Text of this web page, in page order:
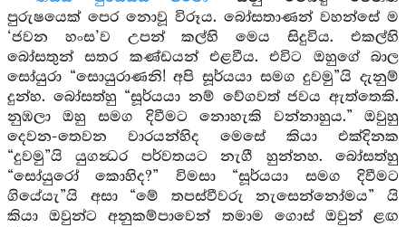
පුරුෂයෙක් පෙර නොවූ විරූය. බෝසතාණන් වහන්සේ ම
‘ජවන හංස’ව උපන් කල්හි මෙය සිදුවිය. එකල්හි
බෝසතුන් සතර කණ්ඩයන් එළවීය. එවිට ඔහුගේ බාල
සෝයුරා “සොයුරාණනි! අපි සූර්යයා සමග දුවමු”යි දැනුම්
දුන්හ. බෝසත්හු “සූර්යයා නම් වේගවත් ජවය ඇත්තෙකි.
නුඹලා ඔහු සමග දිවීමට නොහැකි වන්නාහුය.” ඔවුහු
දෙවන-තෙවන වාරයන්හිද මෙසේ කියා එක්දිනක
“දුවමු”යි යුගන්‍ධර පර්වතයට නැගී හුන්නහ. බෝසත්හු
“සෝයුරෝ කොහිද?” විමසා “සූර්යයා සමග දිවීමට
ගියේයැ”යි අසා “මේ තපස්වීවරු නැසෙන්නෝමය” යි
කියා ඔවුන්ට අනුකම්පාවෙන් තමාම ගොස් ඔවුන් ළඟ